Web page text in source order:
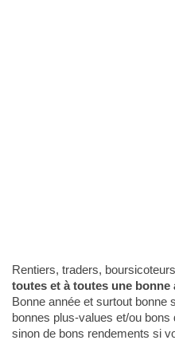
Rentiers, traders,
toutes et à toutes une bonne
Bonne année et surtout bonne
bonnes plus-values et/ou
sinon de bons rendements si